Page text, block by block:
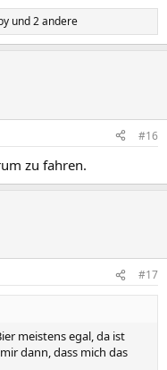
und 2 andere
#16
zu fahren.
#17
meistens egal, da ist
dann, dass mich das